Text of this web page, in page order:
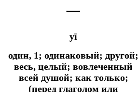
一
yī
один, 1; одинаковый; другой;
весь, целый; вовлеченный
всей душой; как только;
(перед глаголом или